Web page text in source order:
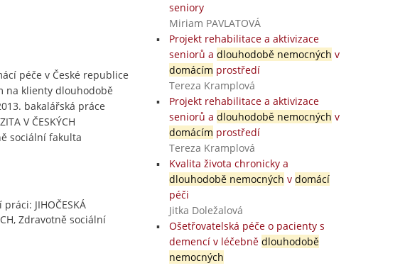
péče v České republice
na klienty dlouhodobě
bakalářská práce
V ČESKÝCH
sociální fakulta
JIHOČESKÁ
Zdravotně sociální
seniory
Miriam PAVLATOVÁ
Projekt rehabilitace a aktivizace
seniorů a dlouhodobě nemocných v
domácím prostředí
Tereza Kramplová
Projekt rehabilitace a aktivizace
seniorů a dlouhodobě nemocných v
domácím prostředí
Tereza Kramplová
Kvalita života chronicky a
dlouhodobě nemocných v domácí
péči
Jitka Doležalová
Ošetřovatelská péče o pacienty s
demencí v léčebně dlouhodobě
nemocných